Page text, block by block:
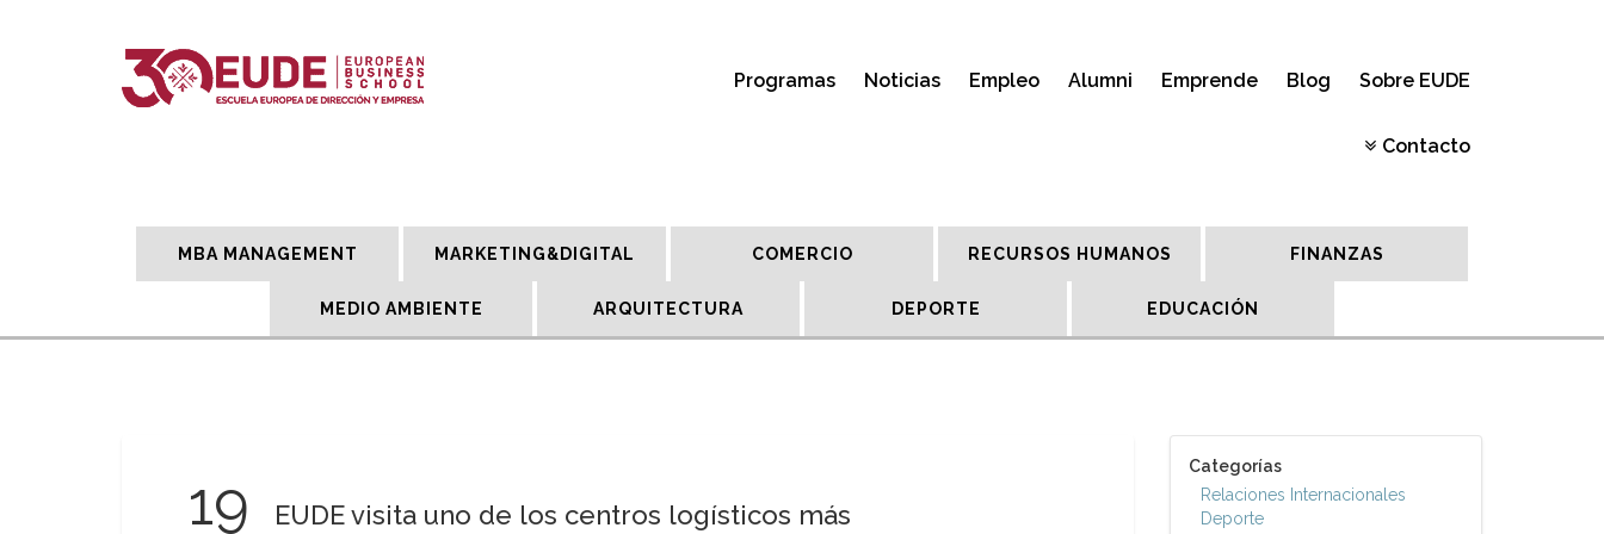
Programas Noticias Empleo Alumni Emprende Blog Sobre EUDE
Contacto
MBA MANAGEMENT MARKETING&DIGITAL COMERCIO RECURSOS HUMANOS FINANZAS
MEDIO AMBIENTE ARQUITECTURA DEPORTE EDUCACIÓN
19
EUDE visita uno de los centros logísticos más
Categorías
Relaciones Internacionales
Deporte